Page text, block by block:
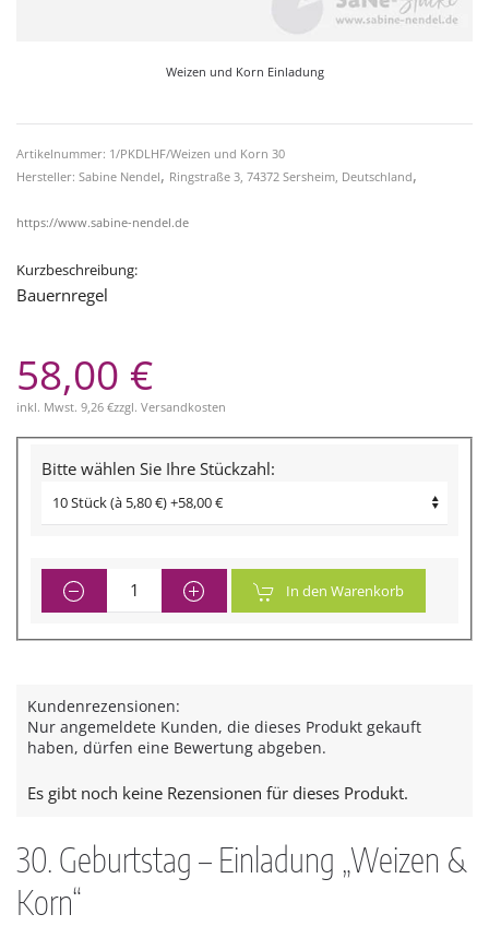
Weizen und Korn Einladung
Artikelnummer: 1/PKDLHF/Weizen und Korn 30
Hersteller: Sabine Nendel, Ringstraße 3, 74372 Sersheim, Deutschland,
https://www.sabine-nendel.de
Kurzbeschreibung:
Bauernregel
58,00 €
inkl. Mwst. 9,26 €zzgl. Versandkosten
Bitte wählen Sie Ihre Stückzahl:
In den Warenkorb
Kundenrezensionen:
Nur angemeldete Kunden, die dieses Produkt gekauft
haben, dürfen eine Bewertung abgeben.
Es gibt noch keine Rezensionen für dieses Produkt.
30. Geburtstag – Einladung „Weizen &
Korn“